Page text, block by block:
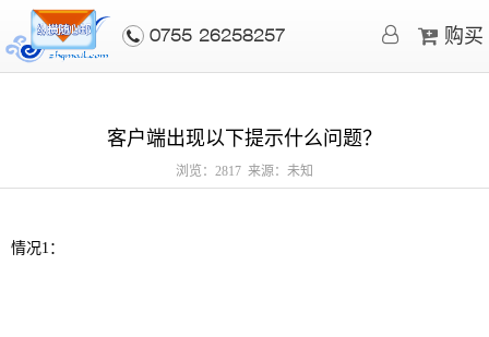
0755-26258257 购买
客户端出现以下提示什么问题？
浏览：2817 来源：未知
情况1：